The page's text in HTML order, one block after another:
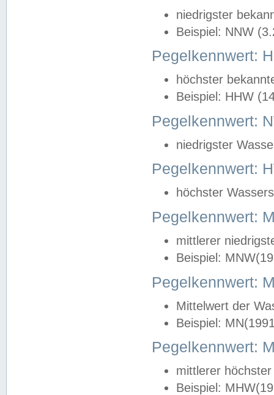
niedrigster
Beispiel: NNW
Pegelkennwert:
höchster
Beispiel: HHW
Pegelkennwert:
niedrigster
Pegelkennwert:
höchster
Pegelkennwert:
mittlerer
Beispiel:
Pegelkennwert:
Mittelwert der
Beispiel:
Pegelkennwert:
mittlerer
Beispiel: